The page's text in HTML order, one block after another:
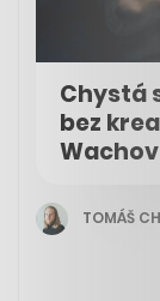
Chystá
bez
TOMÁŠ